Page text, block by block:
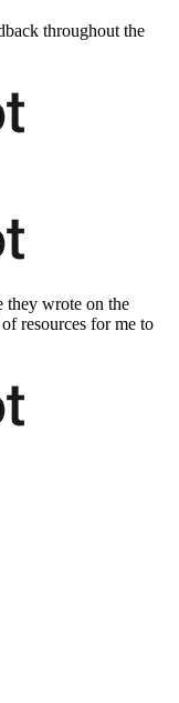
throughout the
they wrote on the
resources for me to